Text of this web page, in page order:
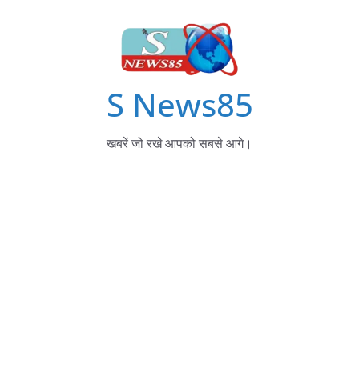
S News85
खबरें जो रखे आपको सबसे आगे।